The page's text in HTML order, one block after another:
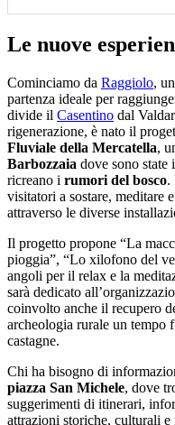
Le nuove
Cominciamo da Raggiolo,
partenza ideale per
divide il Casentino dal
rigenerazione, è nato il
Fluviale della Mercatella,
Barbozzaia dove sono state
ricreano i rumori del bosco.
visitatori a sostare, meditare
attraverso le diverse
Il progetto propone “La
pioggia”, “Lo xilofono del
angoli per il relax e la
sarà dedicato
coinvolto anche il recupero
archeologia rurale un tempo
castagne.
Chi ha bisogno di
piazza San Michele, dove
suggerimenti di itinerari,
attrazioni storiche, culturali e